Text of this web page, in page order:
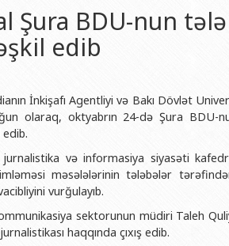
Strateji inkişaf planı
(2014-2020)
beynəlxalq təşkilatlar
Şura
İttifaqı Komitəsi
Metodiki Şura
Elmi fəaliyyətin təşkili və
Informasiya Texnologiyaları
Xarici tələbələrlə iş şöbəsi
İctimaiyyətlə əlaqələr və
Humanitar məsələlər və gənclər
İnsan resursları və hüquq şöbəsi
Maliyyə və təminat Departamenti
Tətbiqi riyaziyyat
Biologiya fakültəsi
Ekologiya və
Coğrafiya fakültəsi
Geologiya fakültəsi
Tarix fakültəsi
Tətbiqi
Şura BDU-nun
edib
İnkişafı Agentliyi və Bakı Dövlət
olaraq, oktyabrın 24-də Şura BDU-
və informasiya siyasəti
məsələlərinin tələbələr
vurğulayıb.
sektorunun müdiri Taleh
haqqında çıxış edib.